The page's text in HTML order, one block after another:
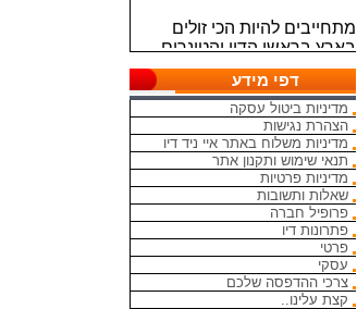
בארץ בראשי הדיו והטונרים
התואמים, יש אפשרות למשלוח
מהיום להיום
המחירים באתר אינם סופיים,יש
הנחה על קניה כמותית פרטים
במרכז ההזמנות
מאמינים אך ורק ביחס אישי
הוגן ובהקשבה
ללקוחות.בזכותכם הצלחתנו
בכל שאלה עניין והתלבטות אין
סיבה להסס - בשביל זה אנחנו
דפי מידע
מדיניות ביטול עסקה
הצהרת נגישות
מדיניות משלוח באתר איי ניד דיו
תנאי שימוש ותקנון אתר
מדיניות פרטיות
שאלות ותשובות
פרופיל חברה
פתרונות דיו
פרטי
עסקי
צרכי ההדפסה שלכם
קצת עלינו..